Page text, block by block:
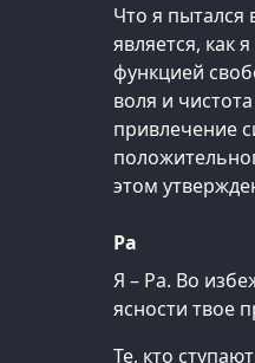
Что я пытался
является, как
функцией
воля и
привлечение
этом
Ра
Я – Ра. Во
ясности твое
Те, кто